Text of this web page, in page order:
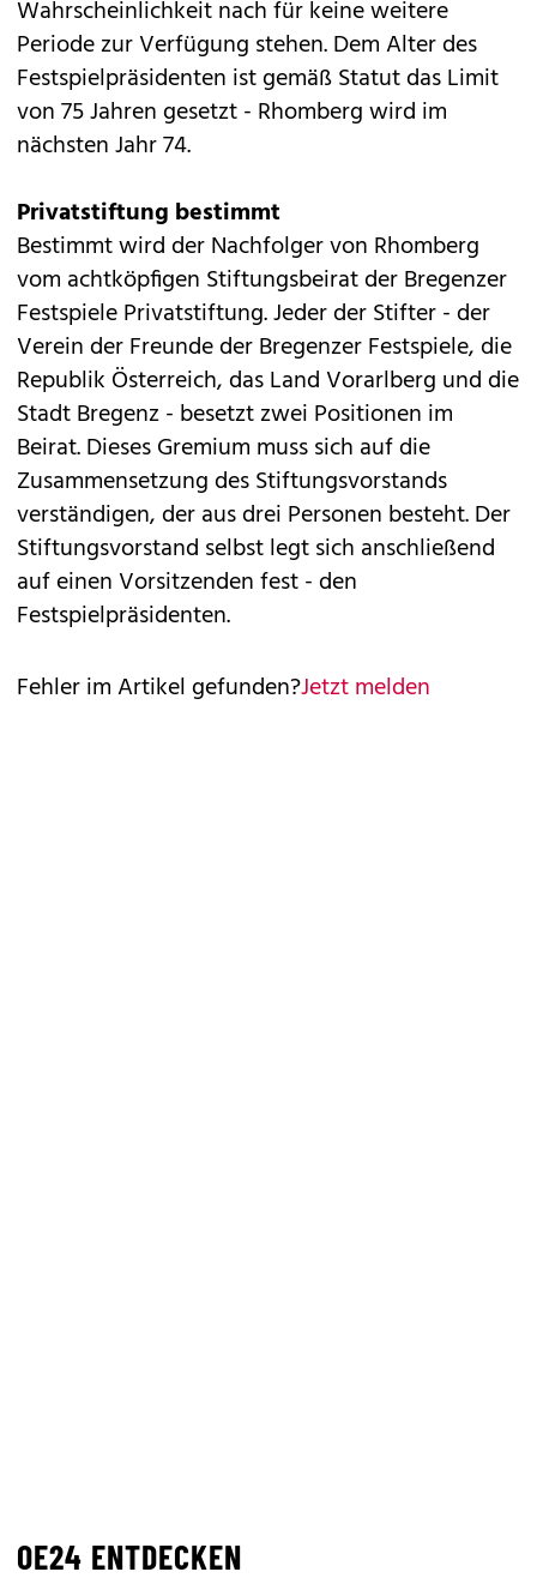
Wahrscheinlichkeit nach für keine weitere
Periode zur Verfügung stehen. Dem Alter des
Festspielpräsidenten ist gemäß Statut das Limit
von 75 Jahren gesetzt - Rhomberg wird im
nächsten Jahr 74.
Privatstiftung bestimmt
Bestimmt wird der Nachfolger von Rhomberg
vom achtköpfigen Stiftungsbeirat der Bregenzer
Festspiele Privatstiftung. Jeder der Stifter - der
Verein der Freunde der Bregenzer Festspiele, die
Republik Österreich, das Land Vorarlberg und die
Stadt Bregenz - besetzt zwei Positionen im
Beirat. Dieses Gremium muss sich auf die
Zusammensetzung des Stiftungsvorstands
verständigen, der aus drei Personen besteht. Der
Stiftungsvorstand selbst legt sich anschließend
auf einen Vorsitzenden fest - den
Festspielpräsidenten.
Fehler im Artikel gefunden?Jetzt melden
OE24 ENTDECKEN